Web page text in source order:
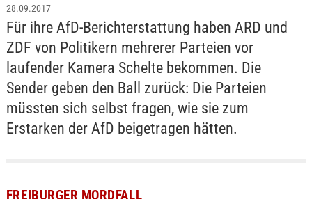
28.09.2017
Für ihre AfD-Berichterstattung haben ARD und
ZDF von Politikern mehrerer Parteien vor
laufender Kamera Schelte bekommen. Die
Sender geben den Ball zurück: Die Parteien
müssten sich selbst fragen, wie sie zum
Erstarken der AfD beigetragen hätten.
FREIBURGER MORDFALL